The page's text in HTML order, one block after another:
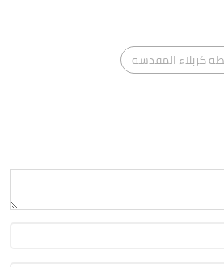
كربلاء المقدسة